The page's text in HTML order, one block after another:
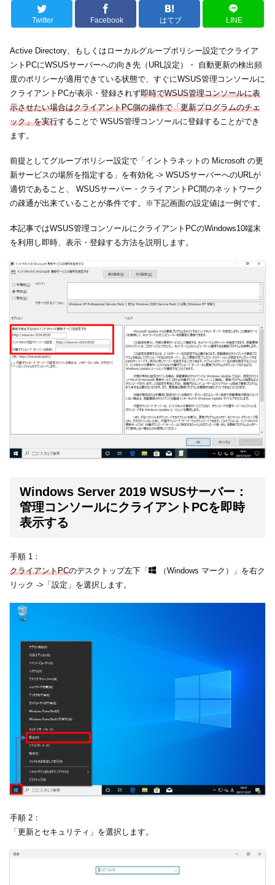
Twitter Facebook はてブ LINE
Active Directory、もしくはローカルグループポリシー設定でクライア
ントPCにWSUSサーバーへの向き先（URL設定）・ 自動更新の検出頻
度のポリシーが適用できている状態で、すぐにWSUS管理コンソールに
クライアントPCが表示・登録されず即時でWSUS管理コンソールに表
示させたい場合はクライアントPC側の操作で「更新プログラムのチェ
ック」を実行することで WSUS管理コンソールに登録することができ
ます。
前提としてグループポリシー設定で「イントラネットの Microsoft の更
新サービスの場所を指定する」を有効化 -> WSUSサーバーへのURLが
適切であること、 WSUSサーバー・クライアントPC間のネットワーク
の疎通が出来ていることが条件です。※下記画面の設定値は一例です。
本記事ではWSUS管理コンソールにクライアントPCのWindows10端末
を利用し即時、表示・登録する方法を説明します。
Windows Server 2019 WSUSサーバー：
管理コンソールにクライアントPCを即時
表示する
手順 1：
クライアントPCのデスクトップ左下「
（Windows マーク）」を右ク
リック ->「設定」を選択します。
手順 2：
「更新とセキュリティ」を選択します。